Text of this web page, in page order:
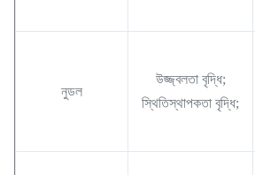
নুডল
উজ্জ্বলতা বৃদ্ধি;
স্থিতিস্থাপকতা বৃদ্ধি;